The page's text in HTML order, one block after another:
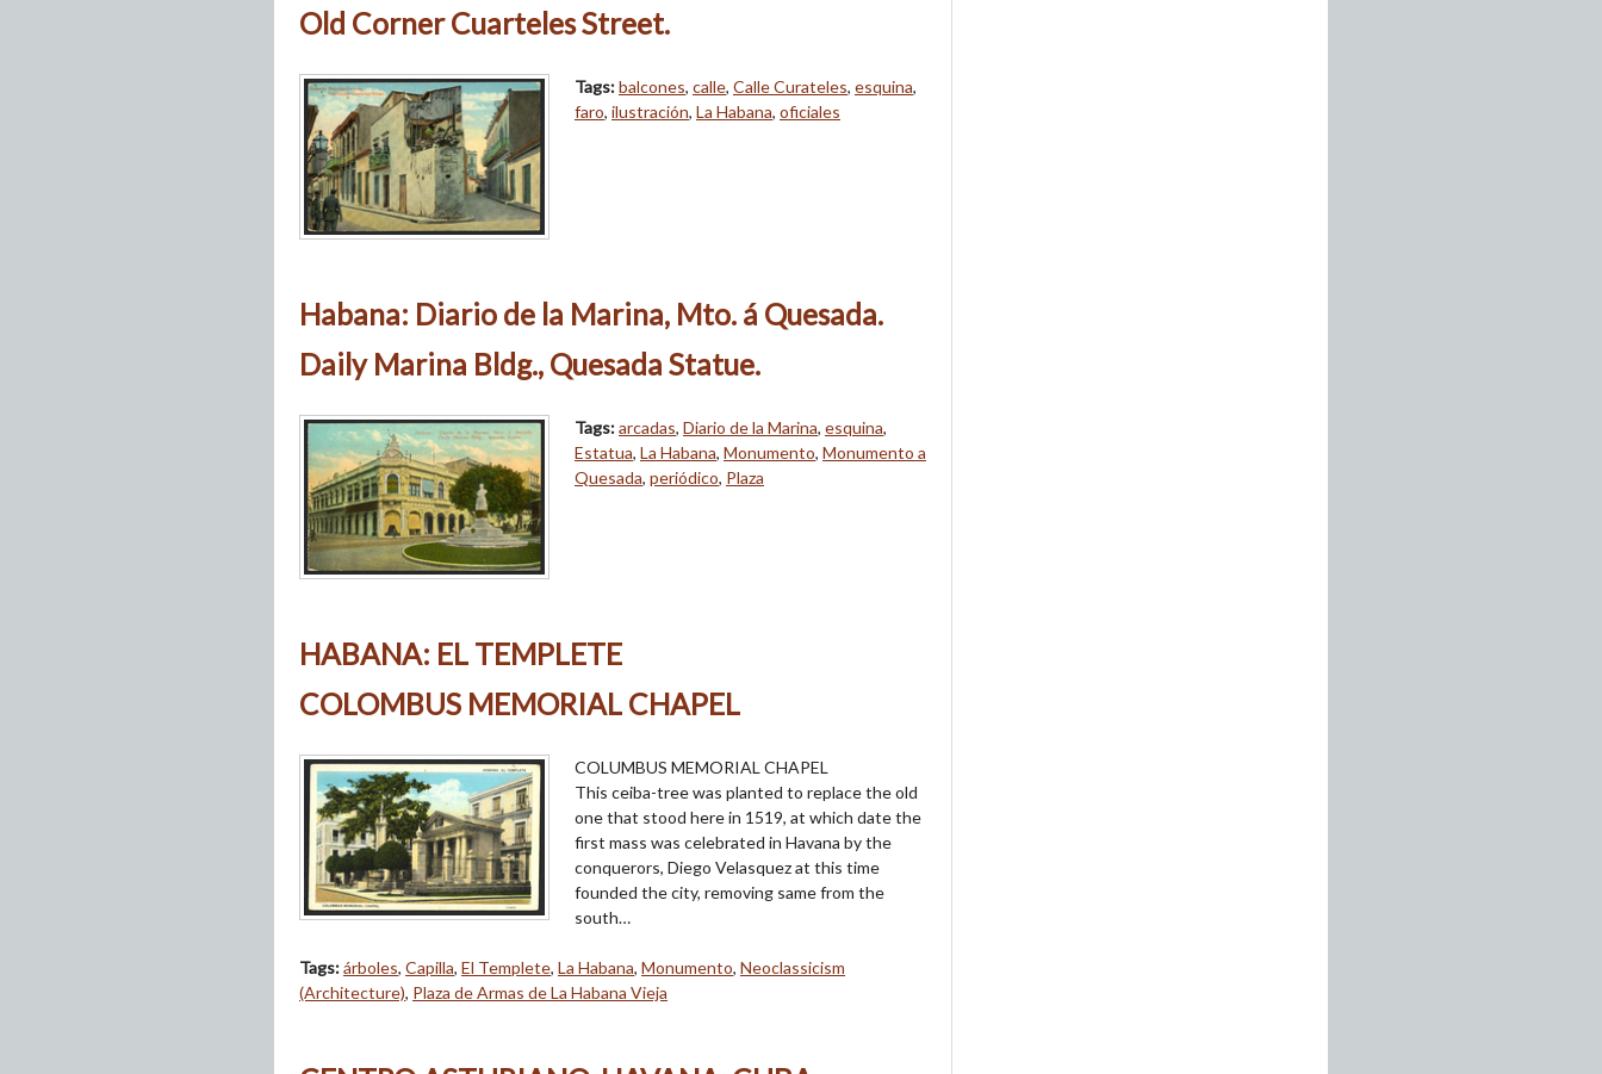
Old Corner Cuarteles Street.
Tags:balcones, calle, Calle Curateles, esquina,
faro, ilustración, La Habana, oficiales
Habana: Diario de la Marina, Mto. á Quesada.
Daily Marina Bldg., Quesada Statue.
Tags:arcadas, Diario de la Marina, esquina,
Estatua, La Habana, Monumento, Monumento a
Quesada, periódico, Plaza
HABANA: EL TEMPLETE
COLOMBUS MEMORIAL CHAPEL
COLUMBUS MEMORIAL CHAPEL
This ceiba-tree was planted to replace the old
one that stood here in 1519, at which date the
first mass was celebrated in Havana by the
conquerors, Diego Velasquez at this time
founded the city, removing same from the
south…
Tags:árboles, Capilla, El Templete, La Habana, Monumento, Neoclassicism
(Architecture), Plaza de Armas de La Habana Vieja